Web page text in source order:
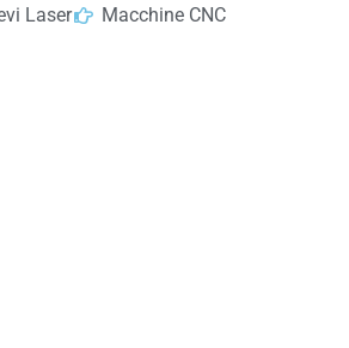
Laser
Macchine CNC